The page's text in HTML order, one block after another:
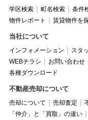
学区検索 町名検索 条件
物件レポート
賃貸物件を
当社について
インフォメーション スタ
WEBチラシ
お問い合わせ
各種ダウンロード
不動産売却について
売却について 売却査定
「仲介」と「買取」の違い